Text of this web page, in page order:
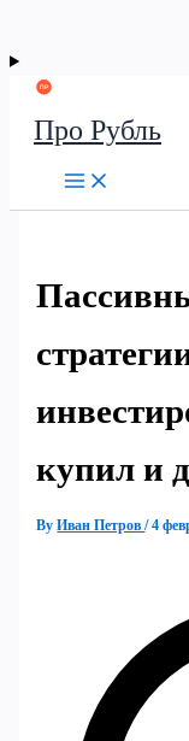
Про Рубль
купил и
ByИван Петров/4